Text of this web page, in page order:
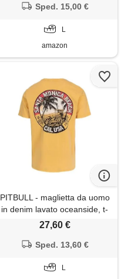
Sped. 15,00 €
L
amazon
PITBULL - maglietta da uomo
in denim lavato oceanside, t-
shirt estiva in stile vintage,
27,60 €
Sped. 13,60 €
L